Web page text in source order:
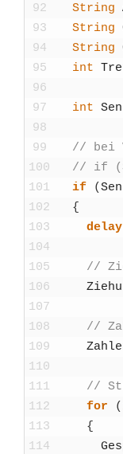
92
93
94
95
96
97
98
99
100
101
102
103
104
105
106
107
108
109
110
111
112
113
114
String
String
String
int
int
// bei
// if
if
(
{
delay
//
//
//
for
(
{